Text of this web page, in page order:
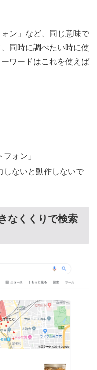
ン」など、同じ意味で
同時に調べたい時に使
ワードはこれを使えば
ォン」
ないと動作しないで
なくくりで検索